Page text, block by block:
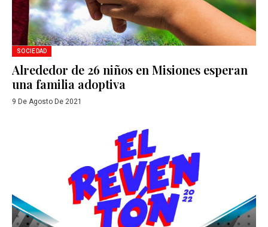
SOCIEDAD
Alrededor de 26 niños en Misiones esperan
una familia adoptiva
9 De Agosto De 2021